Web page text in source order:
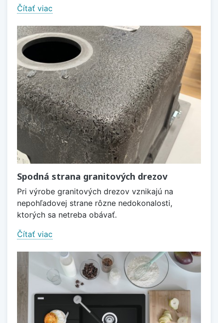
Čítať viac
Spodná strana granitových drezov
Pri výrobe granitových drezov vznikajú na
nepohľadovej strane rôzne nedokonalosti,
ktorých sa netreba obávať.
Čítať viac